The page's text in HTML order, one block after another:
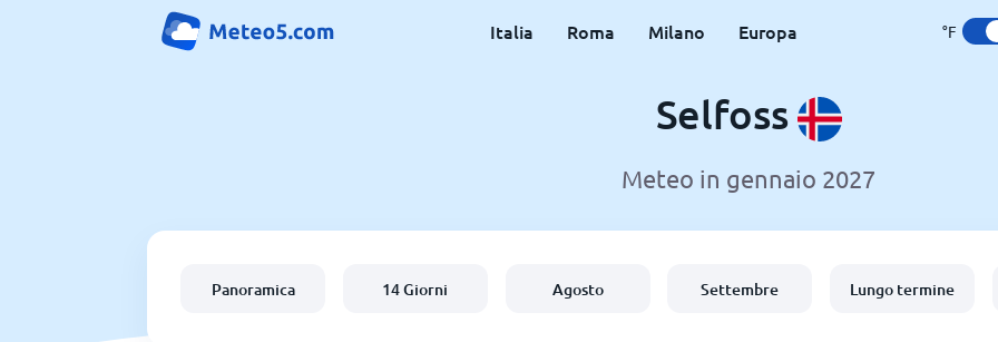
Italia Roma Milano Europa °F
Selfoss
Meteo in gennaio 2027
Panoramica 14 Giorni Agosto Settembre Lungo termine